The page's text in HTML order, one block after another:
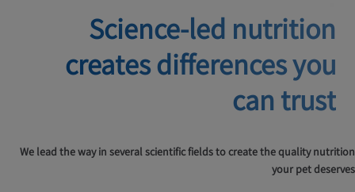
Science-led nutrition
createsdifferences you
can trust
We lead the way in several scientific fields to create the quality nutrition
your pet deserves